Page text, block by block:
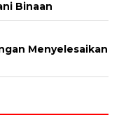
Binaan
Menyelesaikan